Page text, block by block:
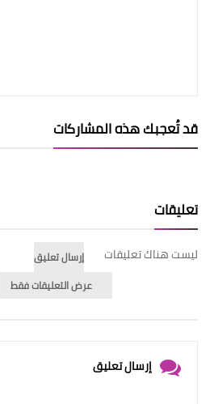
قد تُعجبك هذه المشاركات
تعليقات
ليست هناك تعليقات
إرسال تعليق
عرض التعليقات فقط
إرسال تعليق